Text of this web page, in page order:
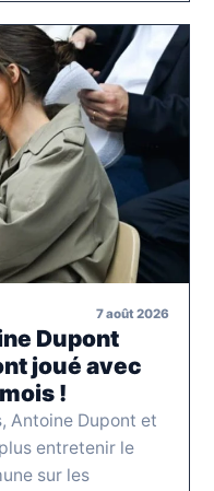
7 août 2026
Dupont
joué avec
!
Antoine Dupont et
entretenir le
sur les